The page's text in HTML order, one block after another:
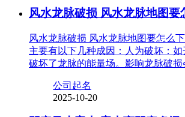
风水龙脉破损 风水龙脉地图要
风水龙脉破损 风水龙脉地图要怎么
主要有以下几种成因：人为破坏：
破坏了龙脉的能量场。影响龙脉破
公司起名
2025-10-20